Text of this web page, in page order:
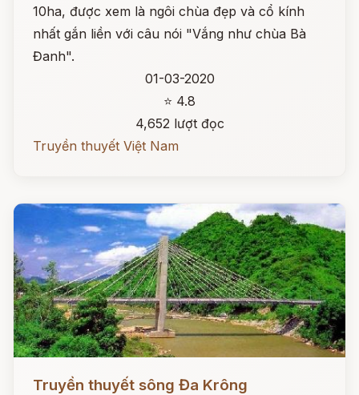
10ha, được xem là ngôi chùa đẹp và cổ kính
nhất gắn liền với câu nói "Vắng như chùa Bà
Đanh".
01-03-2020
⭐ 4.8
4,652 lượt đọc
Truyền thuyết Việt Nam
Đọc ngay
Truyền thuyết sông Đa Krông